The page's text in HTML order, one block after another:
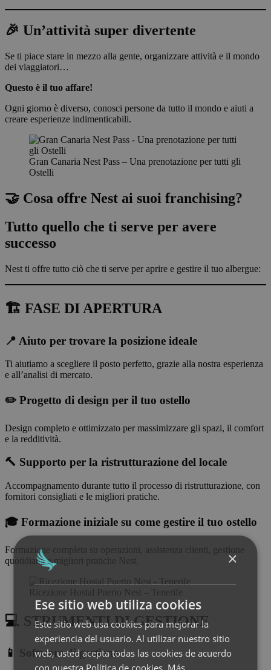
🎉 Un’attività super divertente
Se ti piace stare in mezzo alla gente, organizzare attività e il mondo
dei viaggiatori…
Questo è il tuo affare!
Ogni giorno è diverso, conosci persone da tutto il mondo e aiuti a
creare esperienze indimenticabili.
Gran Canaria Nest Pass – Una prenotazione per tutti gli
Ostelli
🤝 Cosa offre Nest ai suoi franchising?
Tutto quello che ti serve per avere
successo
Nest ti offre tutto ciò che ti serve per aprire e gestire il tuo albergue:
🏗️ FASE DI APERTURA
📍 Aiuto per trovare la posizione ideale
Ti aiutiamo a scegliere il posto perfetto, grazie alla nostra esperienza
e all’analisi di mercato.
✏️ Progetto di design per il tuo ostello
Design completo e ottimizzato per massimizzare gli spazi, il comfort
e la redditività.
🔨 Supporto per la ristrutturazione del locale
Accompagnamento durante tutto il processo di ristrutturazione, con
fornitori consigliati e le migliori pratiche.
🎓 Formazione iniziale su come gestire il tuo ostello
Formazione completa su operazioni, assistenza clienti, gestione
quotidiana e migliori pratiche Nest.
Ricezione Hostal Puerto Nest – Tenerife
💻 STRUMENTI DI GESTIONE
📱 Software di gestione
×
Ese sitio web utiliza cookies
Este sitio web usa cookies para mejorar la
experiencia del usuario. Al utilizar nuestro sitio
web, usted acepta todas las cookies de acuerdo
con nuestra Política de cookies. Más